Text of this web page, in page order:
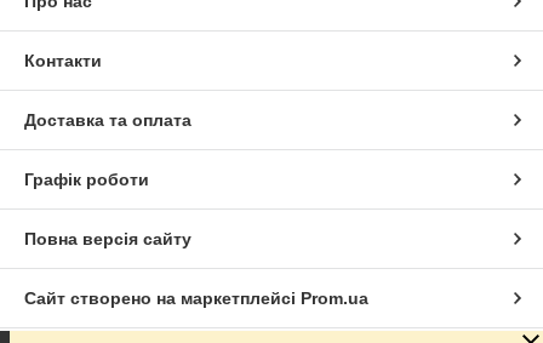
Контакти
Доставка та оплата
Графік роботи
Повна версія сайту
Сайт створено на маркетплейсі Prom.ua